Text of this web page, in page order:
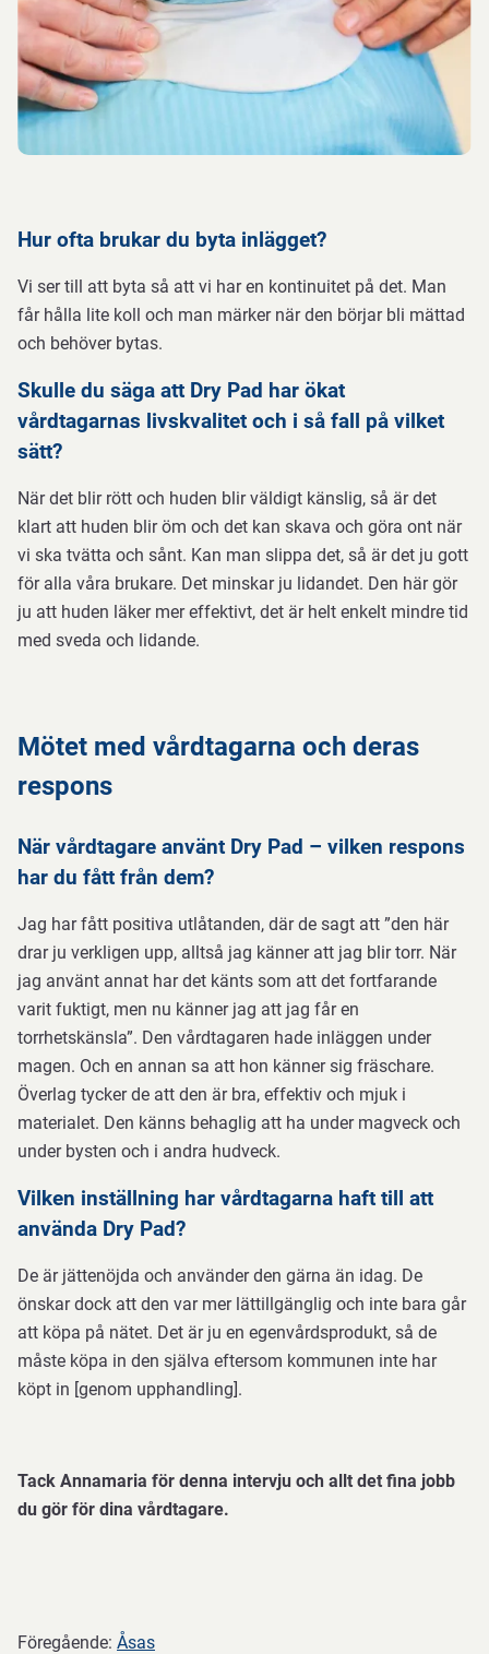
Hur ofta brukar du byta inlägget?
Vi ser till att byta så att vi har en kontinuitet på det. Man
får hålla lite koll och man märker när den börjar bli mättad
och behöver bytas.
Skulle du säga att Dry Pad har ökat
vårdtagarnas livskvalitet och i så fall på vilket
sätt?
När det blir rött och huden blir väldigt känslig, så är det
klart att huden blir öm och det kan skava och göra ont när
vi ska tvätta och sånt. Kan man slippa det, så är det ju gott
för alla våra brukare. Det minskar ju lidandet. Den här gör
ju att huden läker mer effektivt, det är helt enkelt mindre tid
med sveda och lidande.
Mötet med vårdtagarna och deras
respons
När vårdtagare använt Dry Pad – vilken respons
har du fått från dem?
Jag har fått positiva utlåtanden, där de sagt att ”den här
drar ju verkligen upp, alltså jag känner att jag blir torr. När
jag använt annat har det känts som att det fortfarande
varit fuktigt, men nu känner jag att jag får en
torrhetskänsla”. Den vårdtagaren hade inläggen under
magen. Och en annan sa att hon känner sig fräschare.
Överlag tycker de att den är bra, effektiv och mjuk i
materialet. Den känns behaglig att ha under magveck och
under bysten och i andra hudveck.
Vilken inställning har vårdtagarna haft till att
använda Dry Pad?
De är jättenöjda och använder den gärna än idag. De
önskar dock att den var mer lättillgänglig och inte bara går
att köpa på nätet. Det är ju en egenvårdsprodukt, så de
måste köpa in den själva eftersom kommunen inte har
köpt in [genom upphandling].
Tack Annamaria för denna intervju och allt det fina jobb
du gör för dina vårdtagare.
Föregående: Åsas